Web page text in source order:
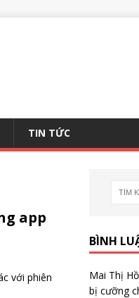
TIN TỨC
app
với phiên
BÌNH
Mai Thị
bị cưỡng